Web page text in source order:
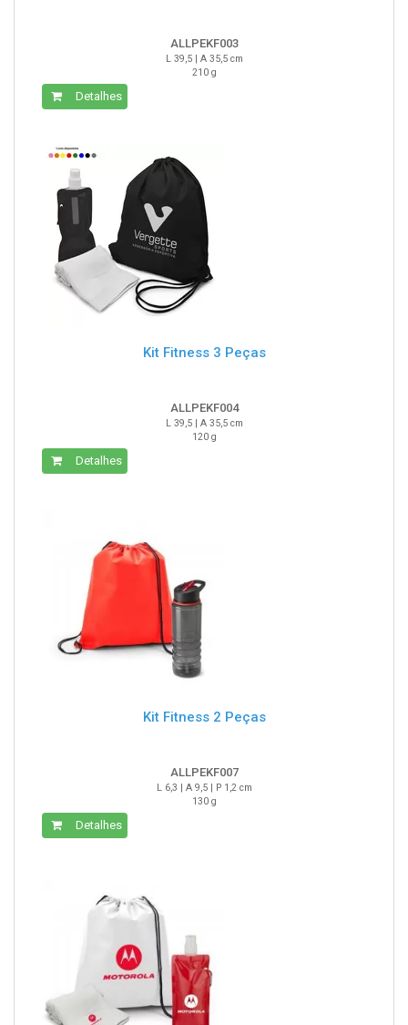
ALLPEKF003
L 39,5 | A 35,5 cm
210 g
Detalhes
Kit Fitness 3 Peças
ALLPEKF004
L 39,5 | A 35,5 cm
120 g
Detalhes
Kit Fitness 2 Peças
ALLPEKF007
L 6,3 | A 9,5 | P 1,2 cm
130 g
Detalhes